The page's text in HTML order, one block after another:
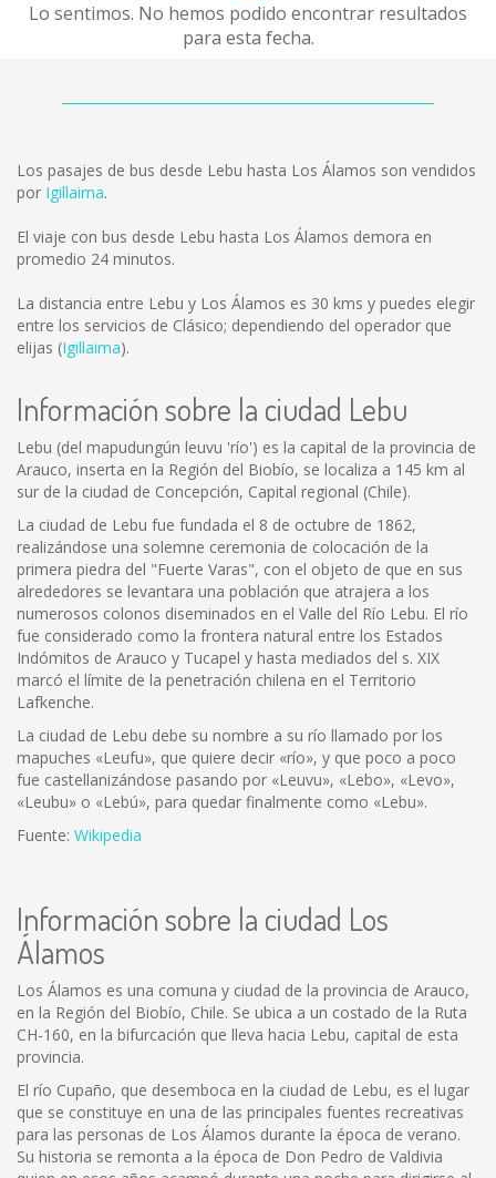
Lo sentimos. No hemos podido encontrar resultados
para esta fecha.
Los pasajes de bus desde Lebu hasta Los Álamos son vendidos
por Igillaima.
El viaje con bus desde Lebu hasta Los Álamos demora en
promedio 24 minutos.
La distancia entre Lebu y Los Álamos es 30 kms y puedes elegir
entre los servicios de Clásico; dependiendo del operador que
elijas (Igillaima).
Información sobre la ciudad Lebu
Lebu (del mapudungún leuvu 'río') es la capital de la provincia de
Arauco, inserta en la Región del Biobío, se localiza a 145 km al
sur de la ciudad de Concepción, Capital regional (Chile).
La ciudad de Lebu fue fundada el 8 de octubre de 1862,
realizándose una solemne ceremonia de colocación de la
primera piedra del "Fuerte Varas", con el objeto de que en sus
alrededores se levantara una población que atrajera a los
numerosos colonos diseminados en el Valle del Río Lebu. El río
fue considerado como la frontera natural entre los Estados
Indómitos de Arauco y Tucapel y hasta mediados del s. XIX
marcó el límite de la penetración chilena en el Territorio
Lafkenche.
La ciudad de Lebu debe su nombre a su río llamado por los
mapuches «Leufu», que quiere decir «río», y que poco a poco
fue castellanizándose pasando por «Leuvu», «Lebo», «Levo»,
«Leubu» o «Lebú», para quedar finalmente como «Lebu».
Fuente: Wikipedia
Información sobre la ciudad Los
Álamos
Los Álamos es una comuna y ciudad de la provincia de Arauco,
en la Región del Biobío, Chile. Se ubica a un costado de la Ruta
CH-160, en la bifurcación que lleva hacia Lebu, capital de esta
provincia.
El río Cupaño, que desemboca en la ciudad de Lebu, es el lugar
que se constituye en una de las principales fuentes recreativas
para las personas de Los Álamos durante la época de verano.
Su historia se remonta a la época de Don Pedro de Valdivia